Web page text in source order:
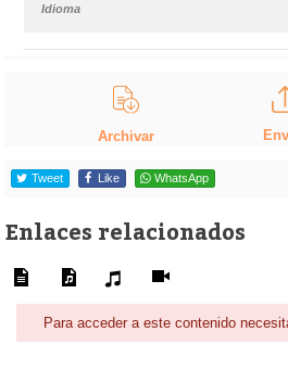
Idioma
Archivar
Tweet Like WhatsApp
Enlaces relacionados
Para acceder a este contenido